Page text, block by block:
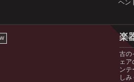
ヘン
楽
古の
ェ
ン
し